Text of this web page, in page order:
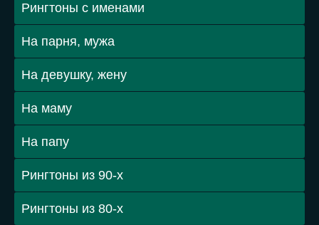
Рингтоны с именами
На парня, мужа
На девушку, жену
На маму
На папу
Рингтоны из 90-х
Рингтоны из 80-х